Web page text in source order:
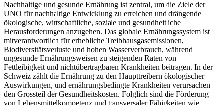
Nachhaltige und gesunde Ernährung ist zentral, um die Ziele der
UNO für nachhaltige Entwicklung zu erreichen und drängende
ökologische, wirtschaftliche, soziale und gesundheitliche
Herausforderungen anzugehen. Das globale Ernährungssystem ist
mitverantwortlich für erhebliche Treibhausgasemissionen,
Biodiversitätsverluste und hohen Wasserverbrauch, während
ungesunde Ernährungsweisen zu steigenden Raten von
Fettleibigkeit und nichtübertragbaren Krankheiten beitragen. In der
Schweiz zählt die Ernährung zu den Haupttreibern ökologischer
Auswirkungen, und ernährungsbedingte Krankheiten verursachen
den Grossteil der Gesundheitskosten. Folglich sind die Förderung
von Lebensmittelkompetenz und transversaler Fähigkeiten wie